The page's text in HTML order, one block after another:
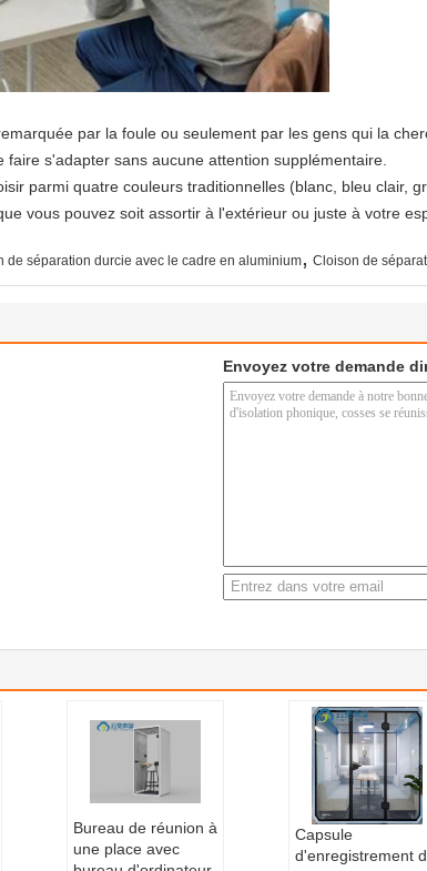
par la foule ou seulement par les gens qui la
s'adapter sans aucune attention supplémentaire.
parmi quatre couleurs traditionnelles (blanc, bleu clair,
vous pouvez soit assortir à l'extérieur ou juste à votre
de séparation durcie avec le cadre en aluminium Cloison de
Envoyez votre demande
Bureau de réunion à
une place avec
Capsule
d'enregistrement